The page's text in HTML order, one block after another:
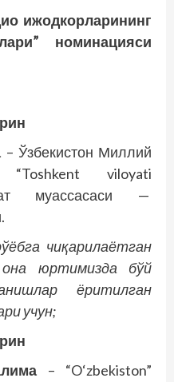
ижодкорларининг
номинацияси
– Ўзбекистон Миллий
“Toshkent viloyati
муассасаси —
чиқарилаётган
она юртимизда бўй
ёритилган
учун;
– “O‘zbekiston”